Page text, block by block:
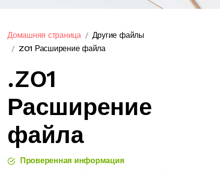
Домашняя страница
Другие файлы
ZO1 Расширение файла
.ZO1
Расширение
файла
Проверенная информация